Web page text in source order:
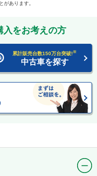
があります。
入をお考えの方
累計販売台数150万台突破!※
中古車を探す